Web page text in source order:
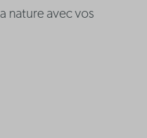
nature avec vos